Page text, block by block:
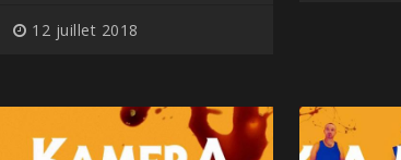
12 juillet 2018